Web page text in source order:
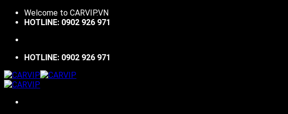
qua
dung
Welcome to CARVIP.VN
HOTLINE: 0902 926 971
HOTLINE: 0902 926 971